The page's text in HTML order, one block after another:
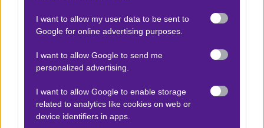
I want to allow my user data to be sent to
Google for online advertising purposes.
I want to allow Google to send me
personalized advertising.
I want to allow Google to enable storage
related to analytics like cookies on web or
device identifiers in apps.
πως είχελίγο πιο βατό -πάντα θεωρητικά-
μεγάλη έφεση στα στατικά. Και καλούς εκτελεστές, αλλά
και πολύ καλά plays εντός της περιοχής, ενώ
παράλληλα, το σύνολο του Πέρεθ ταλαιπωρείται στο
εν λόγω σκέλος. Για όλα τα παραπάνω, συν τη
μεγαλύτερη εμπειρία ορισμένων μονάδων (Ματετά,